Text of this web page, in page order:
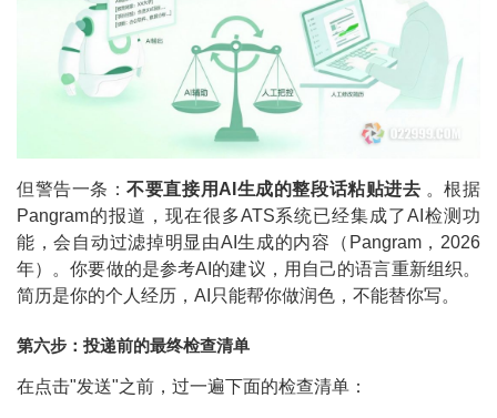
但警告一条：不要直接用AI生成的整段话粘贴进去 。根据
Pangram的报道，现在很多ATS系统已经集成了AI检测功
能，会自动过滤掉明显由AI生成的内容（Pangram，2026
年）。你要做的是参考AI的建议，用自己的语言重新组织。
简历是你的个人经历，AI只能帮你做润色，不能替你写。
第六步：投递前的最终检查清单
在点击"发送"之前，过一遍下面的检查清单：